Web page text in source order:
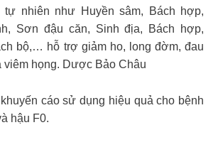
tự nhiên như Huyền sâm, Bách hợp,
Sơn đậu căn, Sinh địa, Bách hợp,
bộ,… hỗ trợ giảm ho, long đờm, đau
viêm họng. Dược Bảo Châu
cáo sử dụng hiệu quả cho bệnh
hậu F0.